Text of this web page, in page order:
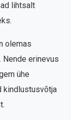
lihtsalt
olemas
erinevus
ühe
kindlustusvõtja